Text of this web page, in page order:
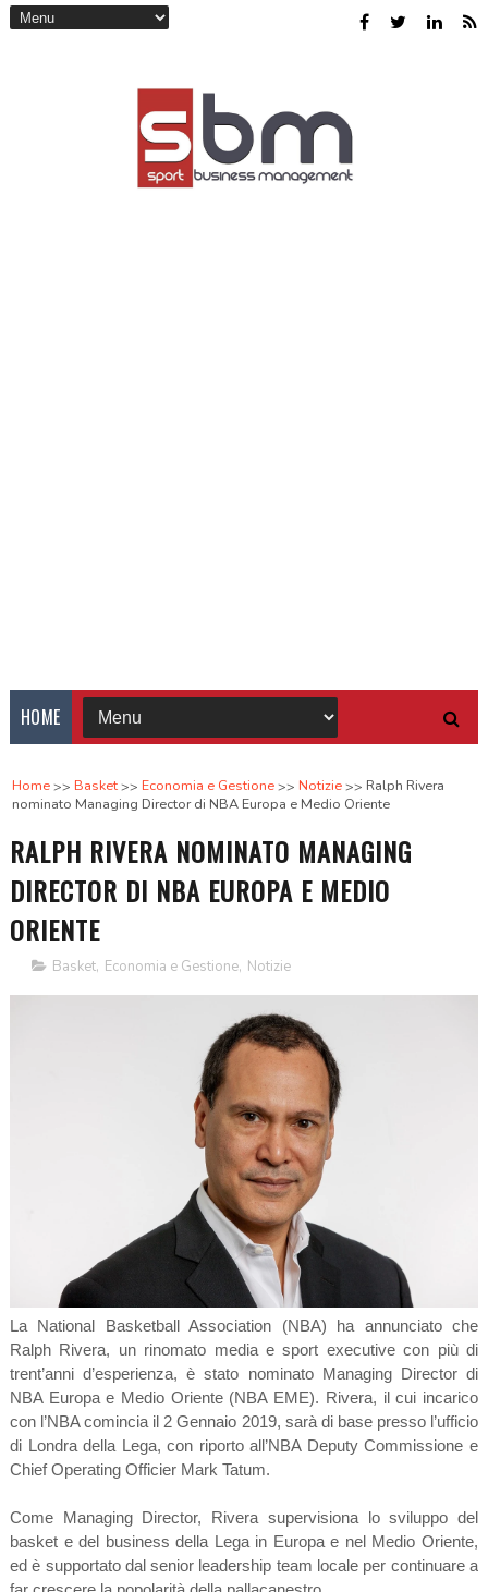
HOME
Home Basket Economia e Gestione Notizie
Ralph Rivera
nominato Managing Director di NBA Europa e Medio Oriente
RALPH RIVERA NOMINATO MANAGING
DIRECTOR DI NBA EUROPA E MEDIO
ORIENTE
Basket, Economia e Gestione, Notizie
La National Basketball Association (NBA) ha annunciato che
Ralph Rivera, un rinomato media e sport executive con più di
trent’anni d’esperienza, è stato nominato Managing Director di
NBA Europa e Medio Oriente (NBA EME). Rivera, il cui incarico
con l’NBA comincia il 2 Gennaio 2019, sarà di base presso l’ufficio
di Londra della Lega, con riporto all’NBA Deputy Commissione e
Chief Operating Officier Mark Tatum.
Come Managing Director, Rivera supervisiona lo sviluppo del
basket e del business della Lega in Europa e nel Medio Oriente,
ed è supportato dal senior leadership team locale per continuare a